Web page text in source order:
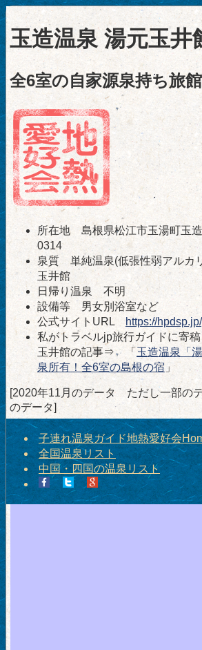
玉造温泉 湯元玉井
全6室の自家源泉持ち旅館
所在地 島根県松江市玉湯町玉
0314
泉質 単純温泉(低張性弱アルカ
玉井館
日帰り温泉 不明
設備等 男女別浴室など
公式サイトURL
https://
私がトラベルjp旅行ガイドに寄
玉井館の記事⇒ 「 玉造温泉「
泉所有！全6室の島根の宿 」
[2020年11月のデータ ただし一部の
のデータ]
子連れ温泉ガイド地熱愛好会
全国温泉リスト
中国・四国の温泉リスト